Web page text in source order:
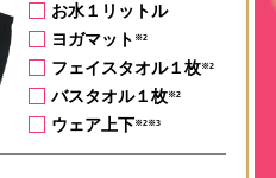
お水１リットル
ヨガマット ※2
フェイスタオル１枚※2
バスタオル１枚※2
ウェア上下※2※3